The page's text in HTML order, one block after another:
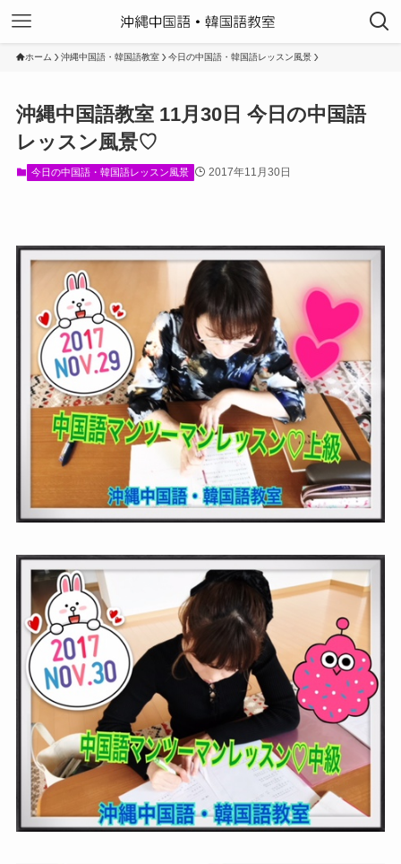
ホーム 沖縄中国語・韓国語教室 今日の中国語・韓国語レッスン風景
沖縄中国語教室 11月30日 今日の中国語
レッスン風景♡
今日の中国語・韓国語レッスン風景 2017年11月30日